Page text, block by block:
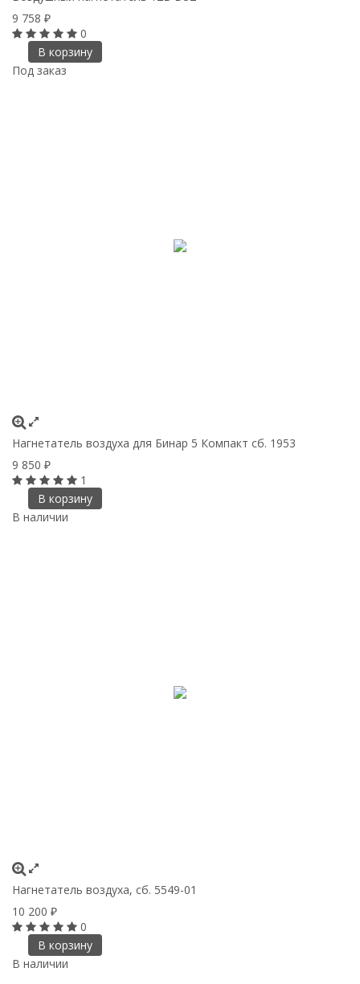
9 758 ₽
0
В корзину
Под заказ
Нагнетатель воздуха для Бинар 5 Компакт сб. 1953
9 850 ₽
1
В корзину
В наличии
Нагнетатель воздуха, сб. 5549-01
10 200 ₽
0
В корзину
В наличии